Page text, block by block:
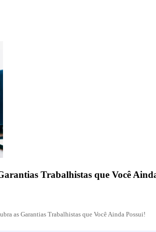
Trabalhistas que Você
as Garantias Trabalhistas que Você Ainda Possui!